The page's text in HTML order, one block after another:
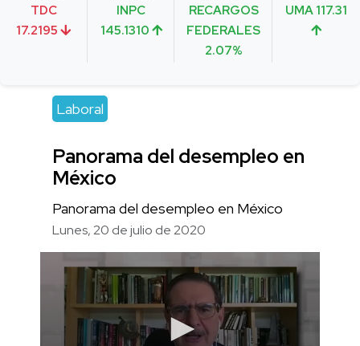
TDC
17.2195
INPC
145.1310
RECARGOS
FEDERALES
2.07%
UMA 117.31
Laboral
Panorama del desempleo en
México
Panorama del desempleo en México
Lunes, 20 de julio de 2020